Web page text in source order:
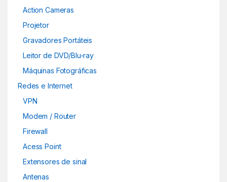
Action Cameras
Projetor
Gravadores Portáteis
Leitor de DVD/Blu-ray
Máquinas Fotográficas
Redes e Internet
VPN
Modem / Router
Firewall
Acess Point
Extensores de sinal
Antenas